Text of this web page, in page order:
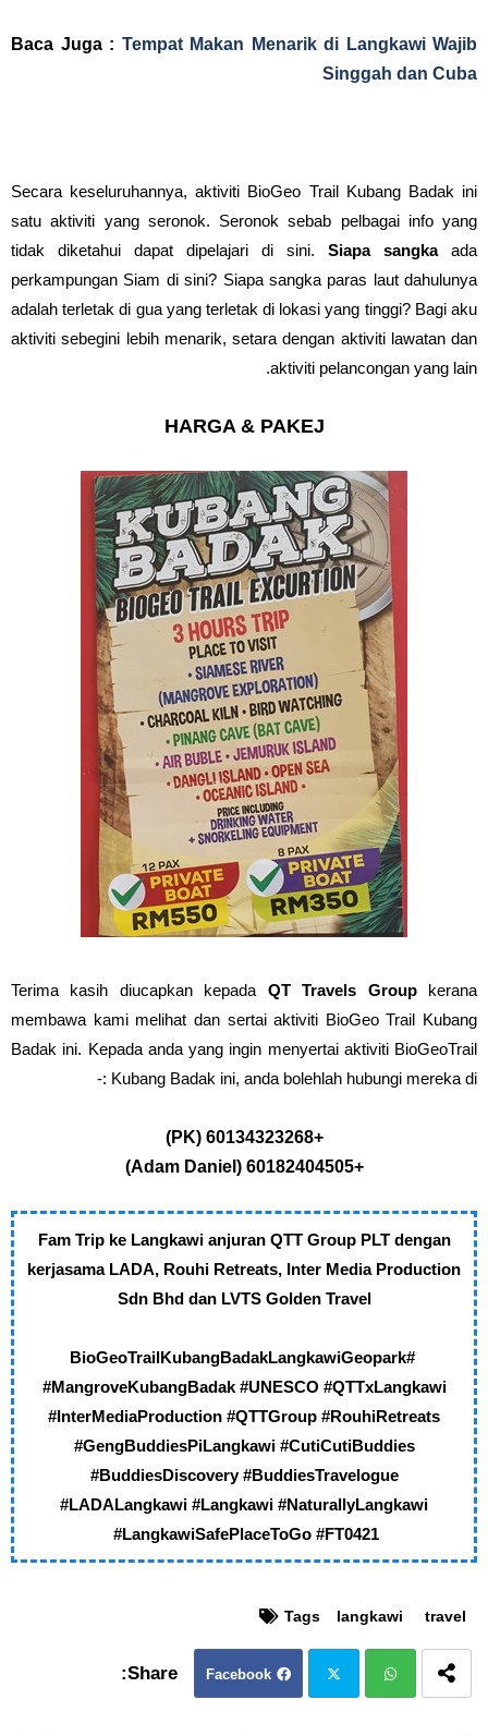
Baca Juga : Tempat Makan Menarik di Langkawi Wajib
Singgah dan Cuba
Secara keseluruhannya, aktiviti BioGeo Trail Kubang Badak ini
satu aktiviti yang seronok. Seronok sebab pelbagai info yang
tidak diketahui dapat dipelajari di sini. Siapa sangkaada
perkampungan Siam di sini? Siapa sangka paras laut dahulunya
adalah terletak di gua yang terletak di lokasi yang tinggi? Bagi aku
aktiviti sebegini lebih menarik, setara dengan aktiviti lawatan dan
aktiviti pelancongan yang lain.
HARGA & PAKEJ
Terima kasih diucapkan kepada QT Travels Groupkerana
membawa kami melihat dan sertai aktiviti BioGeo Trail Kubang
Badak ini. Kepada anda yang ingin menyertai aktiviti BioGeoTrail
Kubang Badak ini, anda bolehlah hubungi mereka di :-
+60134323268 (PK)
+60182404505 (Adam Daniel)
Fam Trip ke Langkawi anjuran QTT Group PLT dengan
kerjasama LADA, Rouhi Retreats, Inter Media Production
Sdn Bhd dan LVTS Golden Travel
#BioGeoTrailKubangBadakLangkawiGeopark
#MangroveKubangBadak #UNESCO #QTTxLangkawi
#InterMediaProduction #QTTGroup #RouhiRetreats
#GengBuddiesPiLangkawi #CutiCutiBuddies
#BuddiesDiscovery #BuddiesTravelogue
#LADALangkawi #Langkawi #NaturallyLangkawi
#LangkawiSafePlaceToGo #FT0421
Tags langkawi travel
Facebook